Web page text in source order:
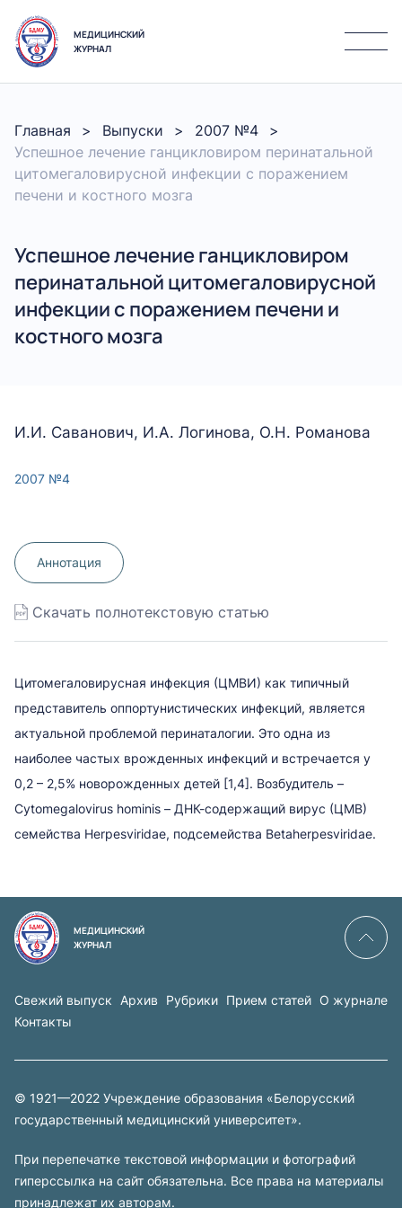
МЕДИЦИНСКИЙ
ЖУРНАЛ
Главная Выпуски
2007 №4
Успешное лечение ганцикловиром перинатальной
цитомегаловирусной инфекции с поражением
печени и костного мозга
Успешное лечение ганцикловиром
перинатальной цитомегаловирусной
инфекции с поражением печени и
костного мозга
И.И. Саванович, И.А. Логинова, О.Н. Романова
2007 №4
Аннотация
Скачать полнотекстовую статью
Цитомегаловирусная инфекция (ЦМВИ) как типичный
представитель оппортунистических инфекций, является
актуальной проблемой перинаталогии. Это одна из
наиболее частых врожденных инфекций и встречается у
0,2 – 2,5% новорожденных детей [1,4]. Возбудитель –
Cytomegalovirus hominis – ДНК-содержащий вирус (ЦМВ)
семейства Herpesviridae, подсемейства Betaherpesviridae.
МЕДИЦИНСКИЙ
ЖУРНАЛ
Свежий выпуск Архив Рубрики Прием статей О журнале
Контакты
© 1921—2022 Учреждение образования «Белорусский
государственный медицинский университет».
При перепечатке текстовой информации и фотографий
гиперссылка на сайт обязательна. Все права на материалы
принадлежат их авторам.